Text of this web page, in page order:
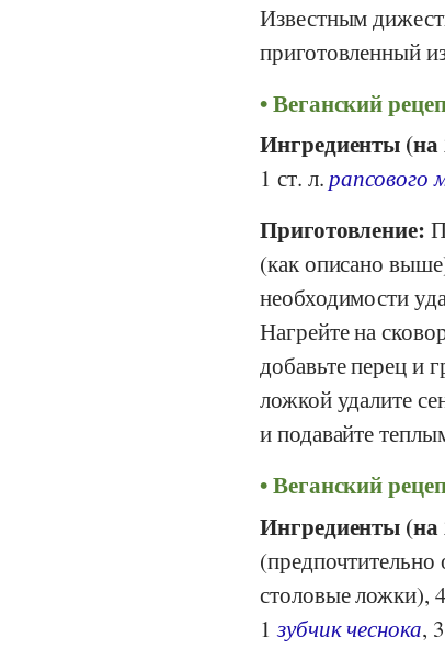
Известным
приготовленный
Веганский
Ингредиенты
1 ст. л.рапсового
Приготовление:
(как описано
необходимости
Нагрейте на
добавьте перец и
ложкой удалите
и подавайте
Веганский
Ингредиенты
(предпочтительно
столовые ложки),
1зубчик чеснока,